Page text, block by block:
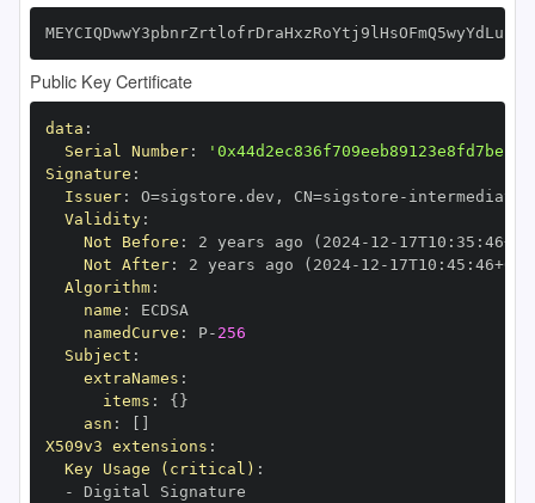
Public Key Certificate
data :
Serial Number:
Signature :
Issuer: O=sigstore.dev , CN=sigstore -
Validity:
Not Before : 2 years ago (2024- 12 - 17T10 : 35 : 46+00
Not After: 2 years ago (2024- 12 - 17T10 : 45 : 46+00
Algorithm:
name :
namedCurve : P- 256
Subject :
extraNames :
items : { }
asn :
X509v3 extensions :
Key Usage (critical) :
-